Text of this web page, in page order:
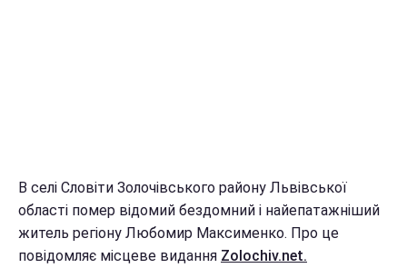
В селі Словіти Золочівського району Львівської
області помер відомий бездомний і найепатажніший
житель регіону Любомир Максименко. Про це
повідомляє місцеве видання Zolochiv.net.